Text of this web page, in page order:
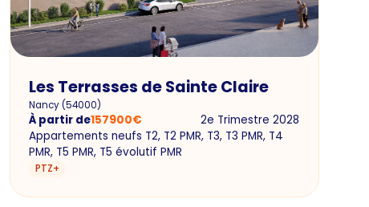
Les Terrasses de Sainte Claire
Nancy (54000)
À partir de157900€
2e Trimestre 2028
Appartements neufs T2, T2 PMR, T3, T3 PMR, T4
PMR, T5 PMR, T5 évolutif PMR
PTZ+